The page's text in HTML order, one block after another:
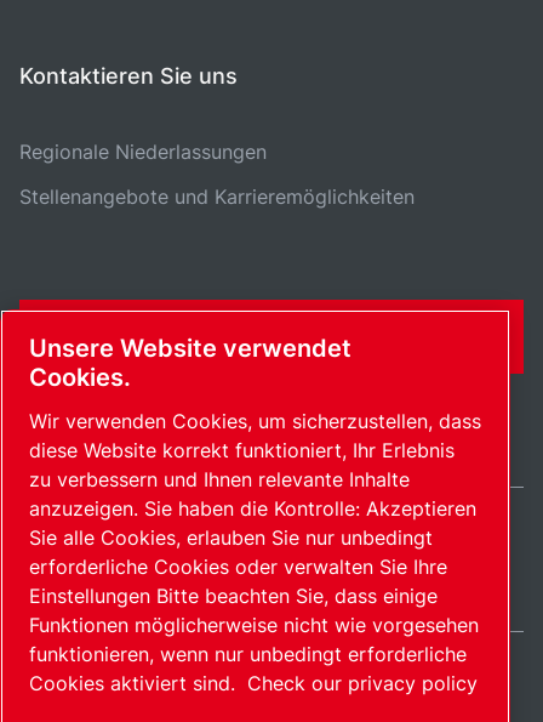
Kontaktieren Sie uns
Regionale Niederlassungen
Stellenangebote und Karrieremöglichkeiten
KONTAKTFORMULAR
SitemapCookies verwalten© 2026 Copyright.
Germany / DE
Unsere Website verwendet
Cookies.
Wir verwenden Cookies, um sicherzustellen, dass
diese Website korrekt funktioniert, Ihr Erlebnis
zu verbessern und Ihnen relevante Inhalte
anzuzeigen. Sie haben die Kontrolle: Akzeptieren
Sie alle Cookies, erlauben Sie nur unbedingt
erforderliche Cookies oder verwalten Sie Ihre
Einstellungen Bitte beachten Sie, dass einige
Funktionen möglicherweise nicht wie vorgesehen
funktionieren, wenn nur unbedingt erforderliche
Cookies aktiviert sind. Check our privacy policy